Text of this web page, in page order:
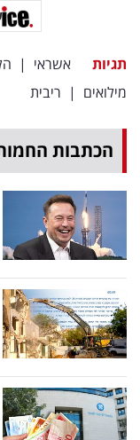
עקבו
אחרינו:
תגיות אשראי |
מילואים | ריבית
הכתבות